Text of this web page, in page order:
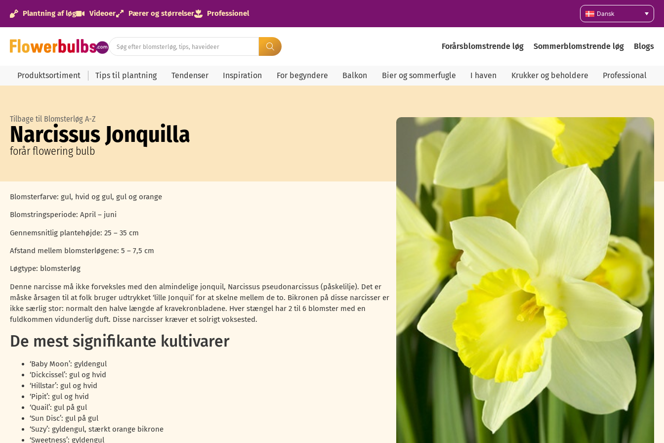
Plantning af løg Videoer Pærer og størrelser Professionel Dansk
Forårsblomstrende løg Sommerblomstrende løg Blogs
Produktsortiment Tips til plantning Tendenser Inspiration For begyndere Balkon Bier og sommerfugle I haven Krukker og beholdere Professional
Tilbage til Blomsterløg A-Z
Narcissus Jonquilla
forår flowering bulb
Blomsterfarve: gul, hvid og gul, gul og orange
Blomstringsperiode: April – juni
Gennemsnitlig plantehøjde: 25 – 35 cm
Afstand mellem blomsterløgene: 5 – 7,5 cm
Løgtype: blomsterløg
Denne narcisse må ikke forveksles med den almindelige jonquil, Narcissus pseudonarcissus (påskelilje). Det er
måske årsagen til at folk bruger udtrykket ‘lille Jonquil’ for at skelne mellem de to. Bikronen på disse narcisser er
ikke særlig stor: normalt den halve længde af kravekronbladene. Hver stængel har 2 til 6 blomster med en
fuldkommen vidunderlig duft. Disse narcisser kræver et solrigt voksested.
De mest signifikante kultivarer
‘Baby Moon’: gyldengul
‘Dickcissel’: gul og hvid
‘Hillstar’: gul og hvid
‘Pipit’: gul og hvid
‘Quail’: gul på gul
‘Sun Disc’: gul på gul
‘Suzy’: gyldengul, stærkt orange bikrone
‘Sweetness’: gyldengul